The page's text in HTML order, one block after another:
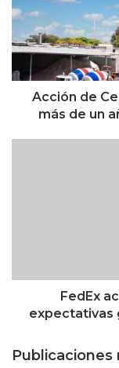
ó
n
d
C
j
Acción de
más de un
l
n
FedEx
expectativas
Publicaciones